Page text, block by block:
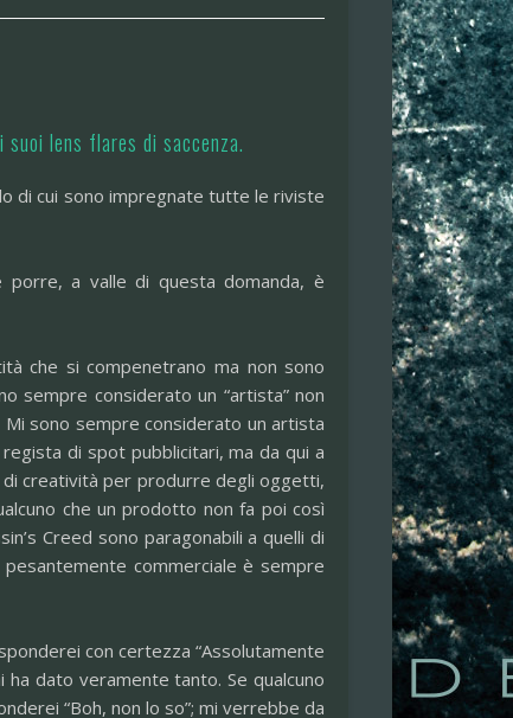
suoi lens flares di saccenza.
di cui sono impregnate tutte le riviste
a valle di questa domanda, è
che si compenetrano ma non sono
sempre considerato un “artista” non
sono sempre considerato un artista
di spot pubblicitari, ma da qui a
di creatività per produrre degli oggetti,
che un prodotto non fa poi così
Creed sono paragonabili a quelli di
commerciale è sempre
con certezza “Assolutamente
ha dato veramente tanto. Se qualcuno
“Boh, non lo so”; mi verrebbe da